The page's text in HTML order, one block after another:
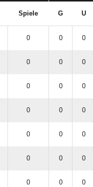
Spiele G U
0 0 0
0 0 0
0 0 0
0 0 0
0 0 0
0 0 0
0 0 0